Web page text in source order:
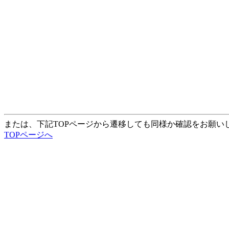
または、下記TOPページから遷移しても同様か確認をお願い
TOPページへ